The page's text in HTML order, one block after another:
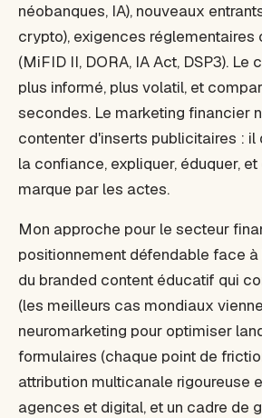
néobanques, IA), nouveaux
crypto), exigences réglementaires
(MiFID II, DORA, IA Act, DSP3).
plus informé, plus volatil, et
secondes. Le marketing financier
contenter d'inserts publicitaires : il
la confiance, expliquer, éduquer,
marque par les actes.
Mon approche pour le secteur
positionnement défendable face
du branded content éducatif qui
(les meilleurs cas mondiaux
neuromarketing pour optimiser
formulaires (chaque point de
attribution multicanale rigoureuse
agences et digital, et un cadre de